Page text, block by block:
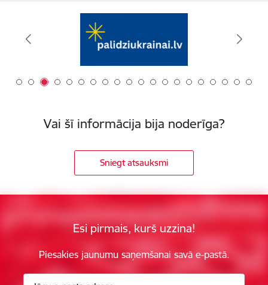
Vai šī informācija bija noderīga?
Sniegt atsauksmi
Esi pirmais, kurš uzzina!
Piesakies jaunumu saņemšanai savā e-pastā.